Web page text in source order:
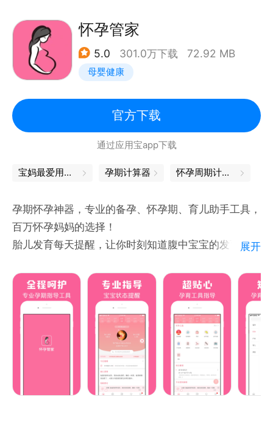
【孕期助手】
模拟B超图像，清晰捕捉宝宝的每日变化；能不能做、
能不能吃一查便知，提供孕期不同阶段的营养食谱；每
一次产检提醒和数据解释，轻松看懂产检单；在线了解
【育儿助手】
备孕到育儿，医生专业背书，权威科普的趣味小视频，
从预测排卵到记录胎动，从怀孕到拍嗝，从胎教音乐到
识，齐全的孕育小工具，解决宝宝成长中的小烦恼。
【宝妈社区】
千万宝妈在线交流，分享备孕、怀孕、育儿中的感受经
验和生活日常；还有同城、同龄、同预产期的妈妈圈，
轻松找到归属感。
怀孕管家
5.0 301.0万下载 72.92 MB
母婴健康
官方下载
通过应用宝app下载
宝妈最爱用的app，都在这里 孕期计算器 怀孕周期计算器
孕期怀孕神器，专业的备孕、怀孕期、育儿助手工具，
百万怀孕妈妈的选择！
胎儿发育每天提醒，让你时刻知道腹中宝宝的发育状
妈妈变化能让怀孕妈妈知道怀孕每一天的身体变化，轻
松应对各种情况。
更有各种方便的（能不能吃、能不能做等）工具轻松帮
助怀孕期妈妈在怀孕期就做好各种准备。
怀孕管家的特色功能有：
【超方便】每天独有宝宝变化和妈妈变化提示，让怀孕
展开